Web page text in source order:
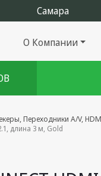
О Компании
Переходники A/V,
длина 3 м, Gold